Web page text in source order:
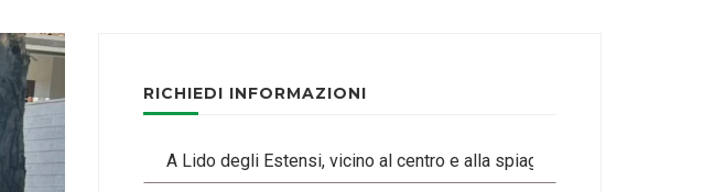
RICHIEDI INFORMAZIONI